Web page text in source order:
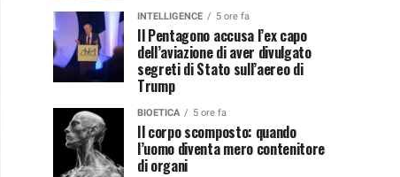
INTELLIGENCE 5 ore fa
Il Pentagono accusa l’ex capo
dell’aviazione di aver divulgato
segreti di Stato sull’aereo di
Trump
BIOETICA 5 ore fa
Il corpo scomposto: quando
l’uomo diventa mero contenitore
di organi